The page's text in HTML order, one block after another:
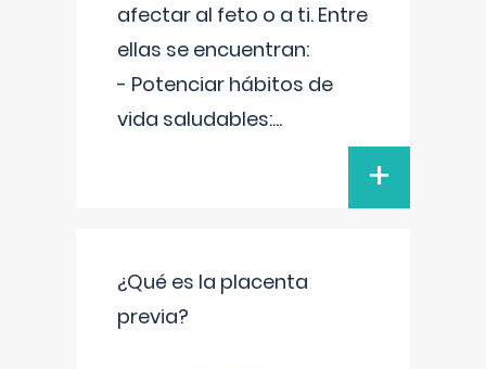
afectar al feto o a ti. Entre
ellas se encuentran:
- Potenciar hábitos de
vida saludables:...
+
¿Qué es la placenta
previa?